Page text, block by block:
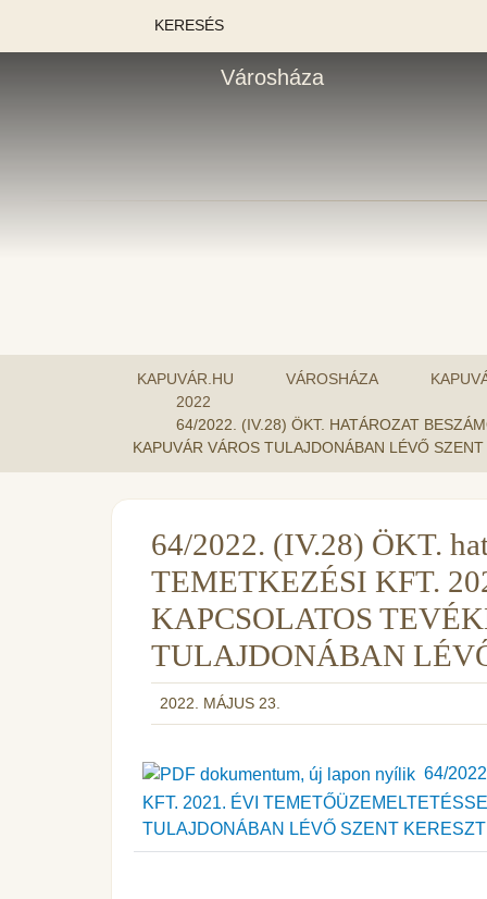
KERESÉS
Városháza
KAPUVÁR.HU VÁROSHÁZA
2022
64/2022. (IV.28) ÖKT. HATÁROZAT
KAPUVÁR VÁROS TULAJDONÁBAN LÉVŐ
64/2022. (IV.28) ÖKT.
TEMETKEZÉSI KFT.
KAPCSOLATOS
TULAJDONÁBAN
2022. MÁJUS 23.
64/
KFT. 2021. ÉVI
TULAJDONÁBAN LÉVŐ SZENT